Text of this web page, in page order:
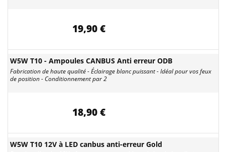
19,90 €
W5W T10 - Ampoules CANBUS Anti erreur ODB
Fabrication de haute qualité - Éclairage blanc puissant - Idéal pour vos feux
de position - Conditionnement par 2
18,90 €
W5W T10 12V à LED canbus anti-erreur Gold